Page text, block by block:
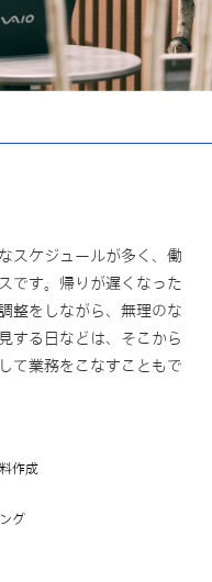
スケジュールが多く、働
です。帰りが遅くなった
整をしながら、無理のな
する日などは、そこから
て業務をこなすこともで
作成
グ